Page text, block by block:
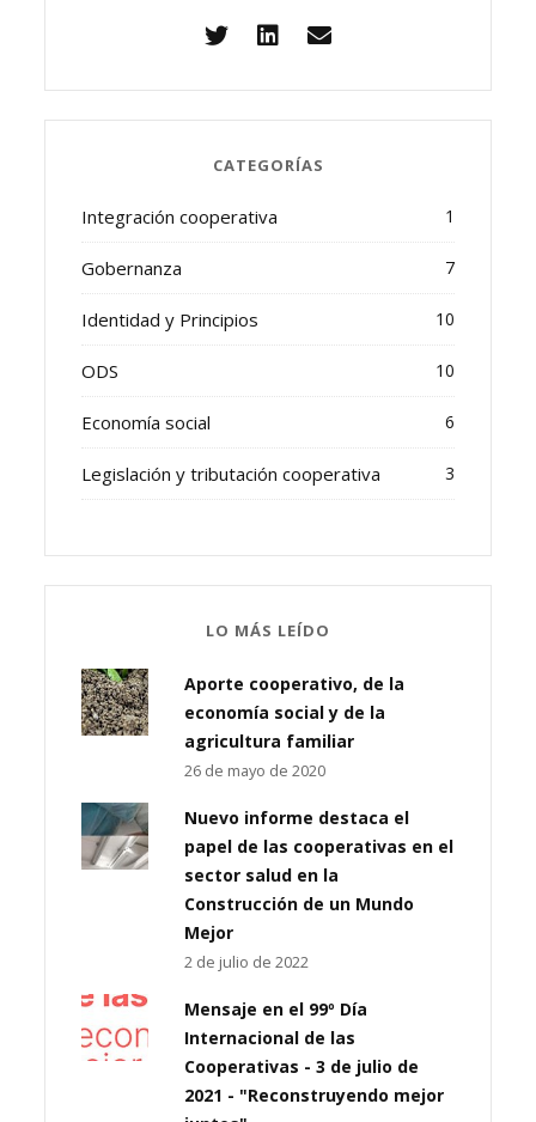
CATEGORÍAS
Integración cooperativa 1
Gobernanza 7
Identidad y Principios 10
ODS 10
Economía social 6
Legislación y tributación cooperativa 3
LO MÁS LEÍDO
Aporte cooperativo, de la
economía social y de la
agricultura familiar
26 de mayo de 2020
Nuevo informe destaca el
papel de las cooperativas en el
sector salud en la
Construcción de un Mundo
Mejor
2 de julio de 2022
Mensaje en el 99º Día
Internacional de las
Cooperativas - 3 de julio de
2021 - "Reconstruyendo mejor